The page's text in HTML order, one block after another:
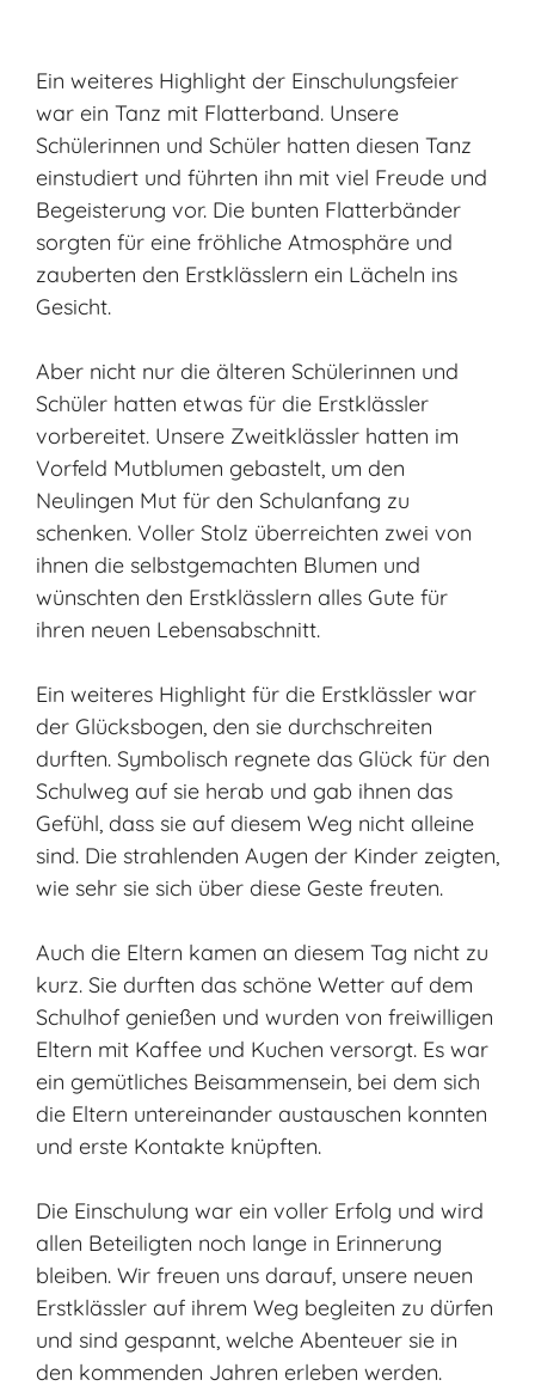
Ein weiteres Highlight der Einschulungsfeier
war ein Tanz mit Flatterband. Unsere
Schülerinnen und Schüler hatten diesen Tanz
einstudiert und führten ihn mit viel Freude und
Begeisterung vor. Die bunten Flatterbänder
sorgten für eine fröhliche Atmosphäre und
zauberten den Erstklässlern ein Lächeln ins
Gesicht.
Aber nicht nur die älteren Schülerinnen und
Schüler hatten etwas für die Erstklässler
vorbereitet. Unsere Zweitklässler hatten im
Vorfeld Mutblumen gebastelt, um den
Neulingen Mut für den Schulanfang zu
schenken. Voller Stolz überreichten zwei von
ihnen die selbstgemachten Blumen und
wünschten den Erstklässlern alles Gute für
ihren neuen Lebensabschnitt.
Ein weiteres Highlight für die Erstklässler war
der Glücksbogen, den sie durchschreiten
durften. Symbolisch regnete das Glück für den
Schulweg auf sie herab und gab ihnen das
Gefühl, dass sie auf diesem Weg nicht alleine
sind. Die strahlenden Augen der Kinder zeigten,
wie sehr sie sich über diese Geste freuten.
Auch die Eltern kamen an diesem Tag nicht zu
kurz. Sie durften das schöne Wetter auf dem
Schulhof genießen und wurden von freiwilligen
Eltern mit Kaffee und Kuchen versorgt. Es war
ein gemütliches Beisammensein, bei dem sich
die Eltern untereinander austauschen konnten
und erste Kontakte knüpften.
Die Einschulung war ein voller Erfolg und wird
allen Beteiligten noch lange in Erinnerung
bleiben. Wir freuen uns darauf, unsere neuen
Erstklässler auf ihrem Weg begleiten zu dürfen
und sind gespannt, welche Abenteuer sie in
den kommenden Jahren erleben werden.